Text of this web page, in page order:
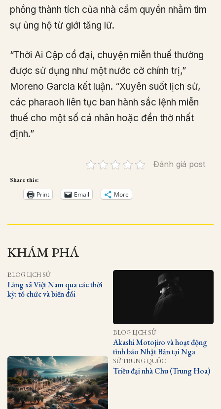
phồng thành tích của nhà cầm quyền nhằm tìm
sự ủng hộ từ giới tăng lữ.
“Thời Ai Cập cổ đại, chuyện miễn thuế thường
được sử dụng như một nước cờ chính trị,”
Moreno Garcia kết luận. “Xuyên suốt lịch sử,
các pharaoh liên tục ban hành sắc lệnh miễn
thuế cho một số cá nhân hoặc đền thờ nhất
định.”
Đánh giá post
Share this:
Print Email More
KHÁM PHÁ
BLOG LỊCH SỬ
Làng xã Việt Nam qua các thời
kỳ: tổ chức và biến đổi
BLOG LỊCH SỬ
Akashi Motojiro và hoạt động
tình báo Nhật Bản tại Nga
SỬ TRUNG QUỐC
Triều đại nhà Chu (Trung Hoa)